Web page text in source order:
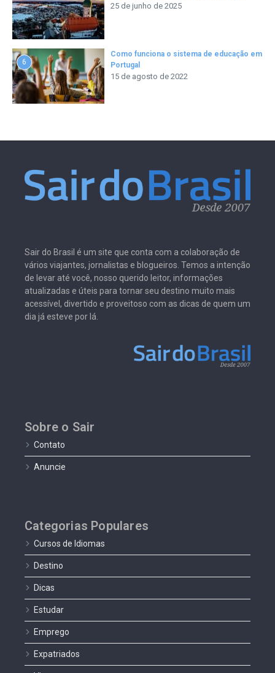
25 de junho de 2025
6
Como funciona o sistema de educação em
Portugal
15 de agosto de 2022
Sair do Brasil é um site que conta com a colaboração de
vários viajantes, jornalistas e blogueiros. Temos a intenção
de levar até você, nosso querido leitor, informações
atualizadas e úteis para tornar seu destino muito mais
acessível, divertido e proveitoso com as dicas de quem um
dia já esteve por lá.
Sobre o Sair
Contato
Anuncie
Categorias Populares
Cursos de Idiomas
Destino
Dicas
Estudar
Emprego
Expatriados